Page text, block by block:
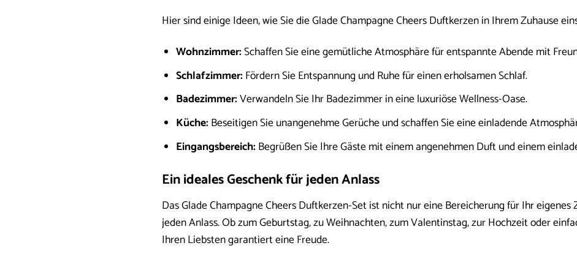
Hier sind einige Ideen, wie Sie die Glade Champagne Cheers Duftkerzen in Ihrem Zuhause
Wohnzimmer:Schaffen Sie eine gemütliche Atmosphäre für entspannte Abende mit
Schlafzimmer: Fördern Sie Entspannung und Ruhe für einen erholsamen Schlaf.
Badezimmer:Verwandeln Sie Ihr Badezimmer in eine luxuriöse Wellness-Oase.
Küche: Beseitigen Sie unangenehme Gerüche und schaffen Sie eine einladende
Eingangsbereich: Begrüßen Sie Ihre Gäste mit einem angenehmen Duft und einem
Ein ideales Geschenk für jeden Anlass
Das Glade Champagne Cheers Duftkerzen-Set ist nicht nur eine Bereicherung für Ihr eigenes
jeden Anlass. Ob zum Geburtstag, zu Weihnachten, zum Valentinstag, zur Hochzeit oder
Ihren Liebsten garantiert eine Freude.